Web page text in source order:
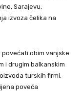
Sarajevu,
izvoza čelika na
povećati obim vanjske
i drugim balkanskim
turskih firmi,
poveća